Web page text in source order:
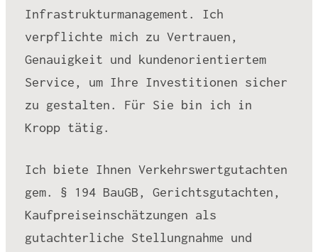
Infrastrukturmanagement. Ich
verpflichte mich zu Vertrauen,
Genauigkeit und kundenorientiertem
Service, um Ihre Investitionen sicher
zu gestalten. Für Sie bin ich in
Kropp tätig.
Ich biete Ihnen Verkehrswertgutachten
gem. § 194 BauGB, Gerichtsgutachten,
Kaufpreiseinschätzungen als
gutachterliche Stellungnahme und